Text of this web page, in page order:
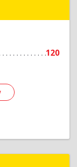
120
Подробнее